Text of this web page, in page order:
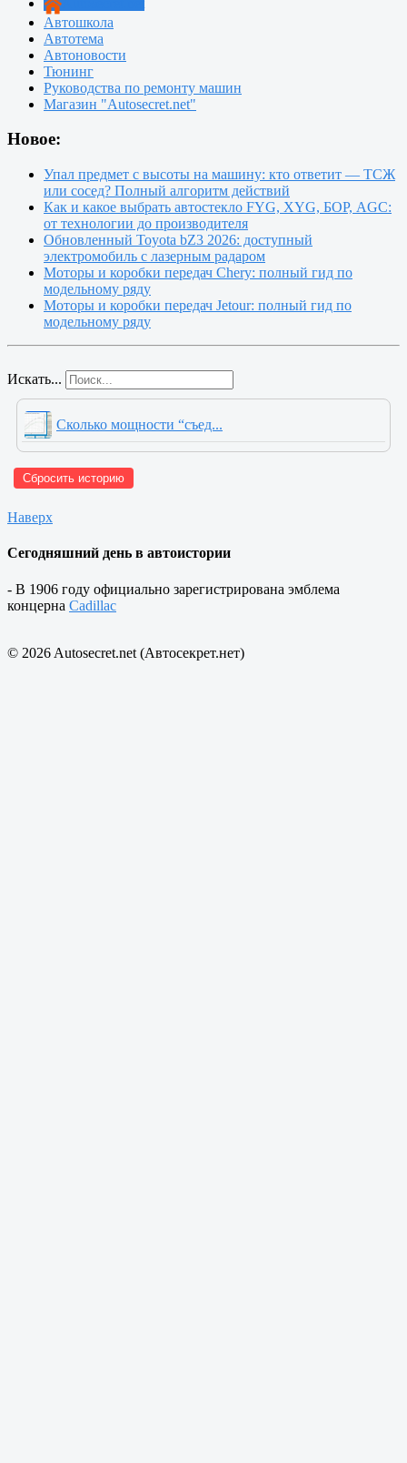
Автошкола
Автотема
Автоновости
Тюнинг
Руководства по ремонту машин
Магазин "Autosecret.net"
Новое:
Упал предмет с высоты на машину: кто ответит — ТСЖ
или сосед? Полный алгоритм действий
Как и какое выбрать автостекло FYG, XYG, БОР, AGC:
от технологии до производителя
Обновленный Toyota bZ3 2026: доступный
электромобиль с лазерным радаром
Моторы и коробки передач Chery: полный гид по
модельному ряду
Моторы и коробки передач Jetour: полный гид по
модельному ряду
Искать...
Сколько мощности “съед...
Сбросить историю
Наверх
Сегодняшний день в автоистории
- В 1906 году официально зарегистрирована эмблема
концерна Cadillac
© 2026 Autosecret.net (Автосекрет.нет)